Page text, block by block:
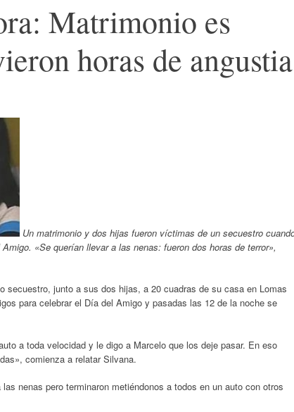
Matrimonio es
horas de angustia
Un matrimonio y dos hijas fueron víctimas de un secuestro
«Se querían llevar a las nenas: fueron dos horas de terror»,
secuestro, junto a sus dos hijas, a 20 cuadras de su casa en Lomas
para celebrar el Día del Amigo y pasadas las 12 de la noche se
a toda velocidad y le digo a Marcelo que los deje pasar. En eso
comienza a relatar Silvana.
nenas pero terminaron metiéndonos a todos en un auto con otros